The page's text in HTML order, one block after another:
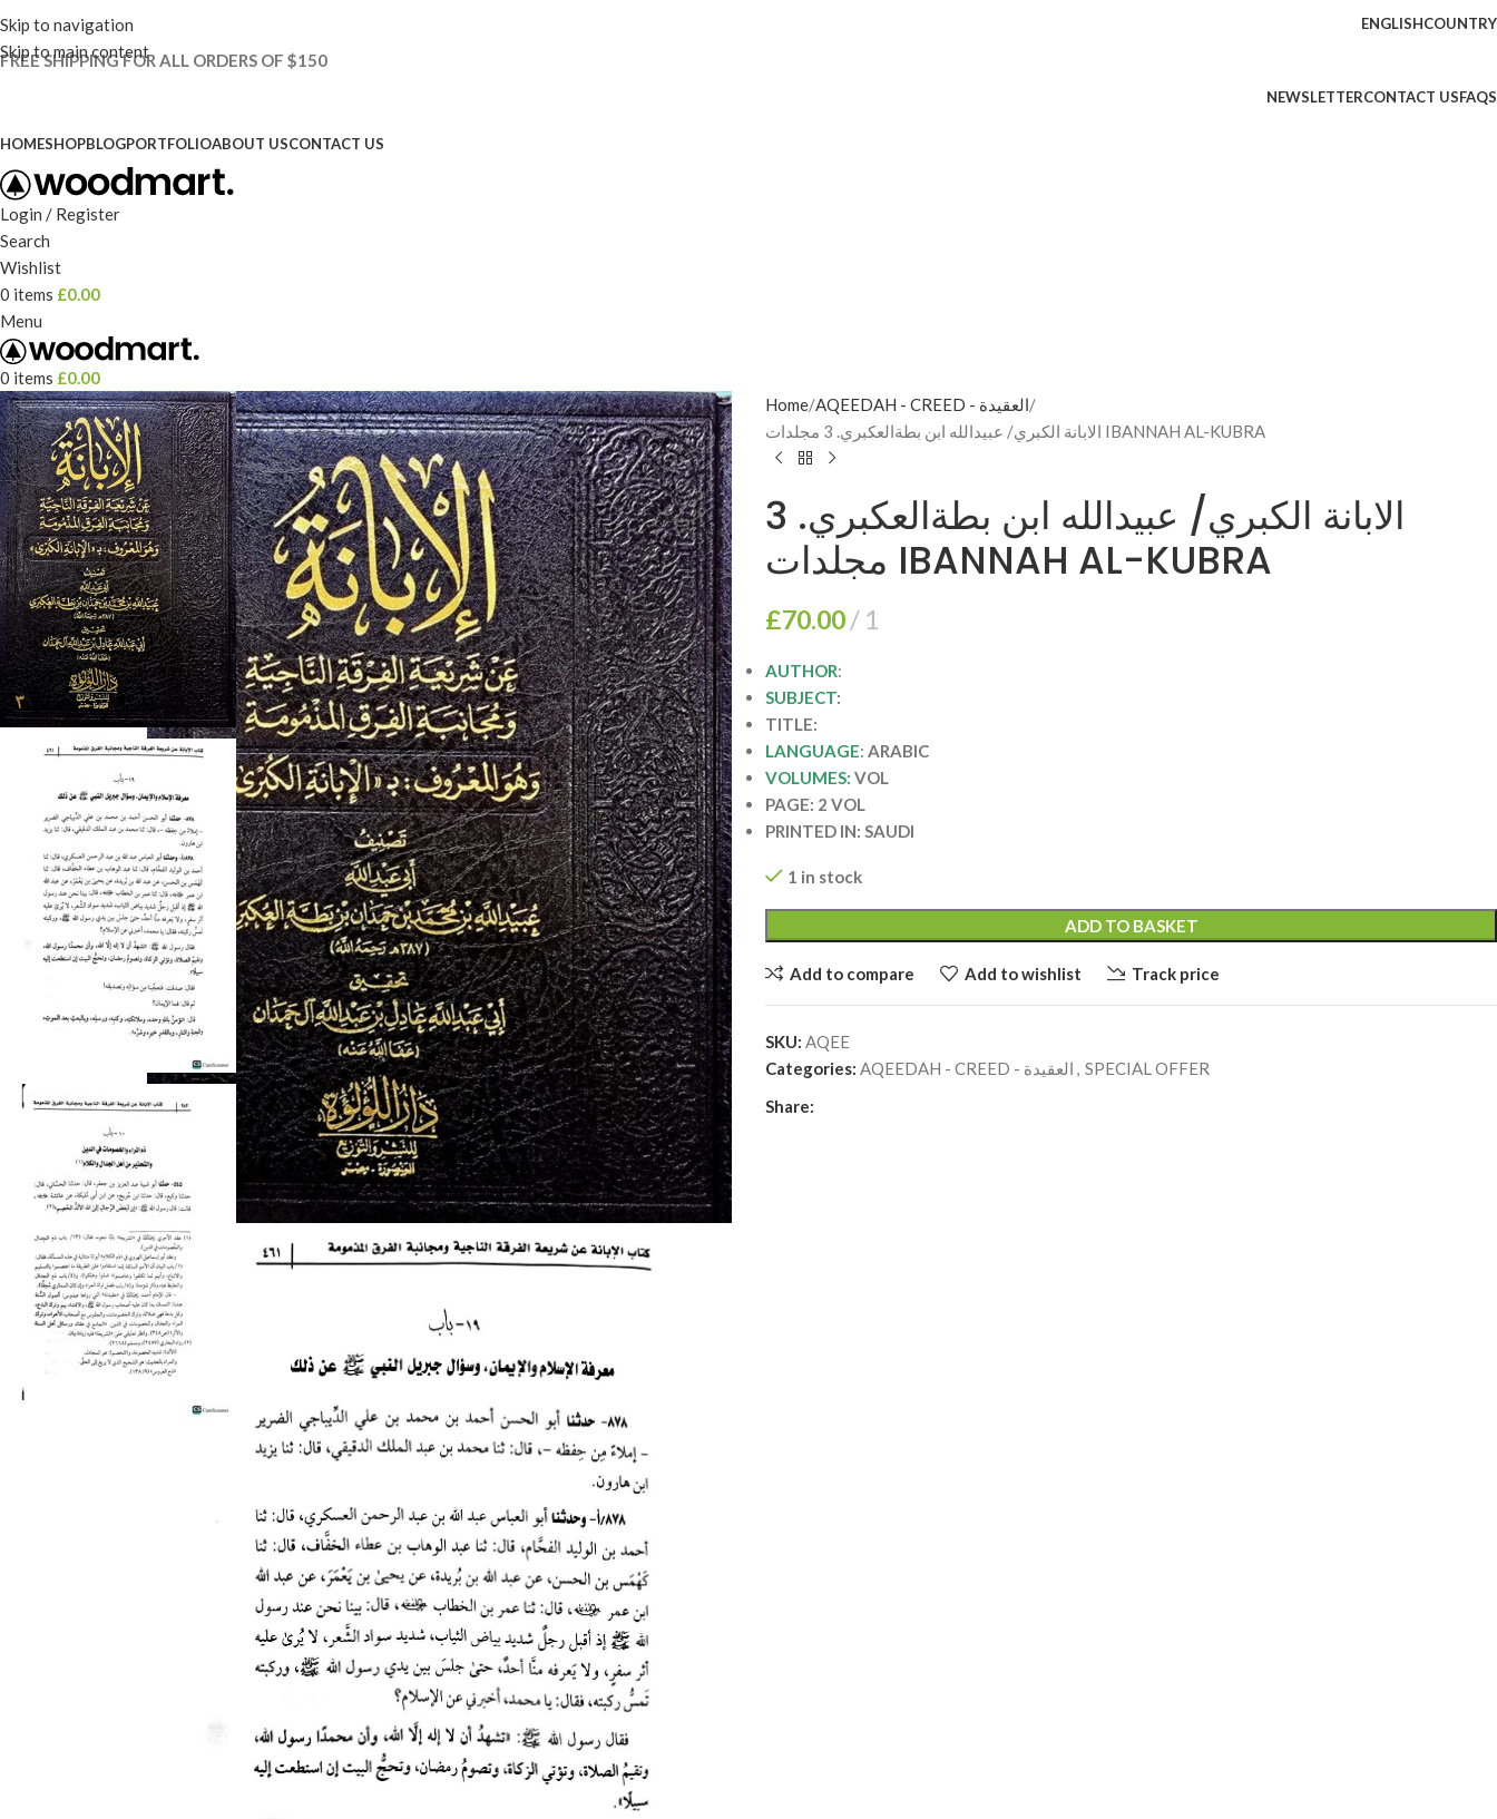
Skip to navigation
Skip to main content
ENGLISHCOUNTRY
FREE SHIPPING FOR ALL ORDERS OF $150
NEWSLETTERCONTACT USFAQS
HOMESHOPBLOGPORTFOLIOABOUT USCONTACT US
Login / Register
Search
Wishlist
0 items £0.00
Menu
0 items £0.00
Home
AQEEDAH - CREED - العقيدة
الابانة الكبري/ عبيدالله ابن بطةالعكبري. 3 مجلدات IBANNAH AL-KUBRA
الابانة الكبري/ عبيدالله ابن بطةالعكبري. 3
مجلدات IBANNAH AL-KUBRA
£70.00 1
AUTHOR:
SUBJECT:
TITLE:
LANGUAGE: ARABIC
VOLUMES: VOL
PAGE: 2 VOL
PRINTED IN: SAUDI
1 in stock
ADD TO BASKET
Add to compare Add to wishlist Track price
SKU: AQEE
Categories:
AQEEDAH - CREED - العقيدة , SPECIAL OFFER
Share: